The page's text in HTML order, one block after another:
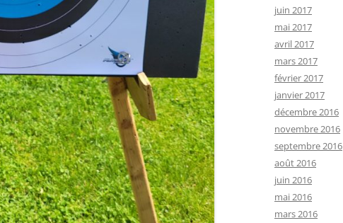
juin 2017
mai 2017
avril 2017
mars 2017
février 2017
janvier 2017
décembre 2016
novembre 2016
septembre 2016
août 2016
juin 2016
mai 2016
mars 2016